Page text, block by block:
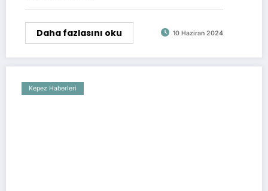
Daha fazlasını oku 10 Haziran 2024
Kepez Haberleri